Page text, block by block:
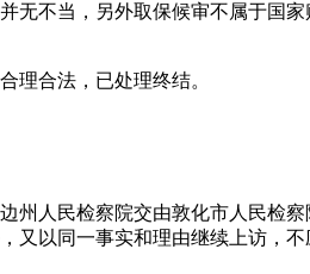
无不当，另外取保候审不属于国
理合法，已处理终结。
人民检察院交由敦化市人民检
以同一事实和理由继续上访，